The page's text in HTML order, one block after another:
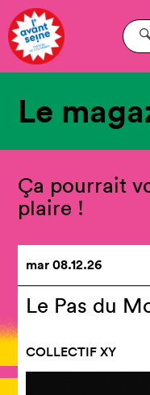
Le
Ça pourrait
plaire !
mar08.12.26
Le Pas du
COLLECTIF XY